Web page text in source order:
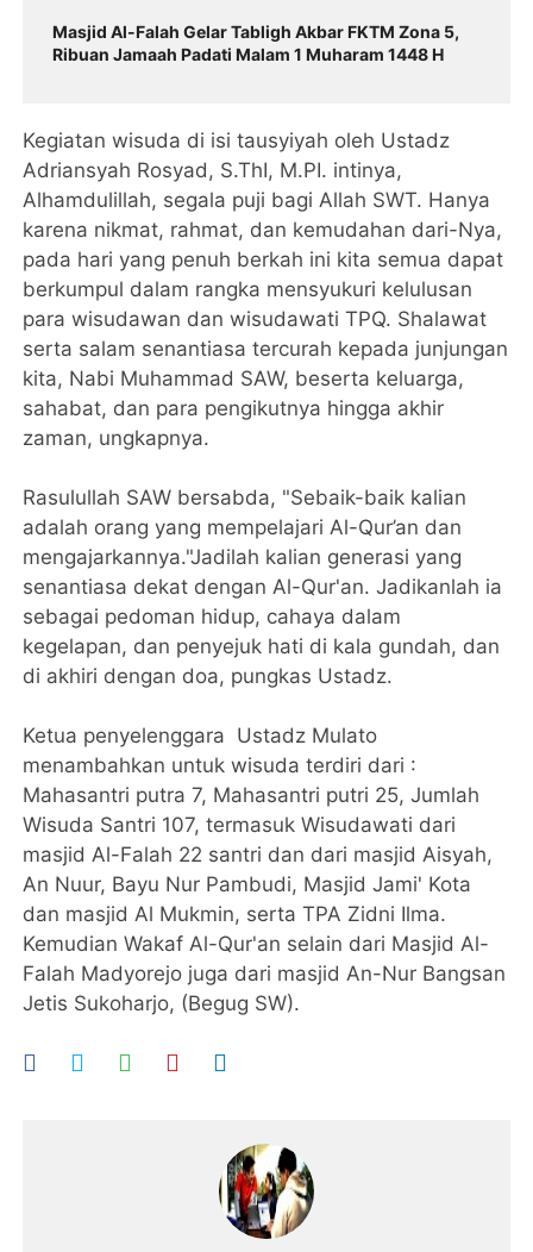
Masjid Al-Falah Gelar Tabligh Akbar FKTM Zona 5,
Ribuan Jamaah Padati Malam 1 Muharam 1448 H
Kegiatan wisuda di isi tausyiyah oleh Ustadz
Adriansyah Rosyad, S.ThI, M.PI. intinya,
Alhamdulillah, segala puji bagi Allah SWT. Hanya
karena nikmat, rahmat, dan kemudahan dari-Nya,
pada hari yang penuh berkah ini kita semua dapat
berkumpul dalam rangka mensyukuri kelulusan
para wisudawan dan wisudawati TPQ. Shalawat
serta salam senantiasa tercurah kepada junjungan
kita, Nabi Muhammad SAW, beserta keluarga,
sahabat, dan para pengikutnya hingga akhir
zaman, ungkapnya.
Rasulullah SAW bersabda, "Sebaik-baik kalian
adalah orang yang mempelajari Al-Qur’an dan
mengajarkannya."Jadilah kalian generasi yang
senantiasa dekat dengan Al-Qur'an. Jadikanlah ia
sebagai pedoman hidup, cahaya dalam
kegelapan, dan penyejuk hati di kala gundah, dan
di akhiri dengan doa, pungkas Ustadz.
Ketua penyelenggara Ustadz Mulato
menambahkan untuk wisuda terdiri dari :
Mahasantri putra 7, Mahasantri putri 25, Jumlah
Wisuda Santri 107, termasuk Wisudawati dari
masjid Al-Falah 22 santri dan dari masjid Aisyah,
An Nuur, Bayu Nur Pambudi, Masjid Jami' Kota
dan masjid Al Mukmin, serta TPA Zidni Ilma.
Kemudian Wakaf Al-Qur'an selain dari Masjid Al-
Falah Madyorejo juga dari masjid An-Nur Bangsan
Jetis Sukoharjo, (Begug SW).